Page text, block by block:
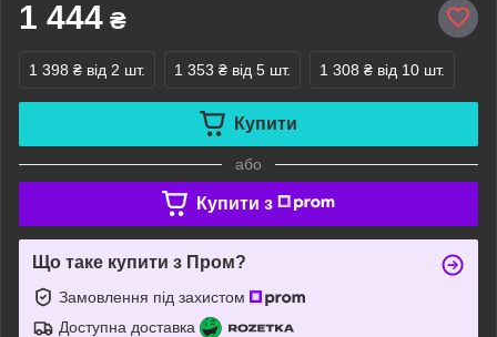
1 444 ₴
1 398 ₴ від 2 шт. 1 353 ₴ від 5 шт. 1 308 ₴ від 10 шт.
Купити
або
Купити з
Що таке купити з Пром?
Замовлення під захистом
Доступна доставка